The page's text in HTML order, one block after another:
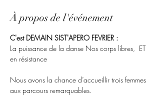
À propos de l'événement
C'est DEMAIN SIST'APERO FEVRIER :
La puissance de la danse Nos corps libres,  ET
en résistance
Nous avons la chance d’accueillir trois femmes
aux parcours remarquables.